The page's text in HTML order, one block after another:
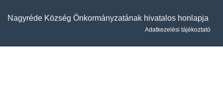
Nagyréde Község Önkormányzatának hivatalos honlapja
Adatkezelési tájékoztató